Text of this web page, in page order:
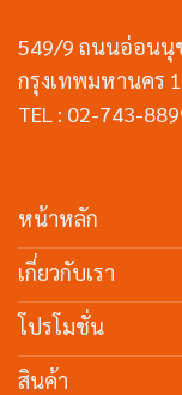
549/9 ถนนอ่อนนุ
กรุงเทพมหานคร
TEL : 02-743-
หน้าหลัก
เกี่ยวกับเรา
โปรโมชั่น
สินค้า